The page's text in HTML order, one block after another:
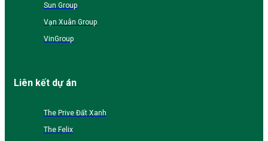
Sun Group
Vạn Xuân Group
VinGroup
Liên kết dự án
The Prive Đất Xanh
The Felix